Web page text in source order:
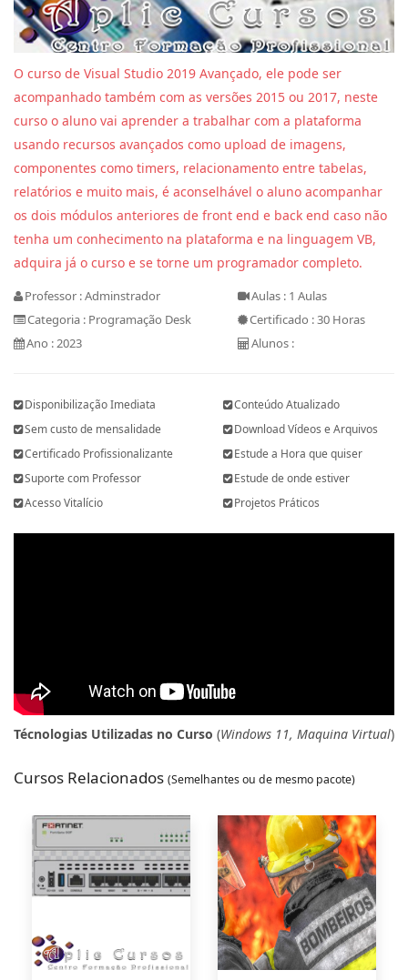
O curso de Visual Studio 2019 Avançado, ele pode ser
acompanhado também com as versões 2015 ou 2017, neste
curso o aluno vai aprender a trabalhar com a plataforma
usando recursos avançados como upload de imagens,
componentes como timers, relacionamento entre tabelas,
relatórios e muito mais, é aconselhável o aluno acompanhar
os dois módulos anteriores de front end e back end caso não
tenha um conhecimento na plataforma e na linguagem VB,
adquira já o curso e se torne um programador completo.
Professor : Adminstrador
Aulas : 1 Aulas
Categoria : Programação Desk
Certificado : 30 Horas
Ano : 2023
Alunos :
Disponibilização Imediata
Sem custo de mensalidade
Certificado Profissionalizante
Suporte com Professor
Acesso Vitalício
Conteúdo Atualizado
Download Vídeos e Arquivos
Estude a Hora que quiser
Estude de onde estiver
Projetos Práticos
Técnologias Utilizadas no Curso (Windows 11, Maquina Virtual)
Cursos Relacionados (Semelhantes ou de mesmo pacote)